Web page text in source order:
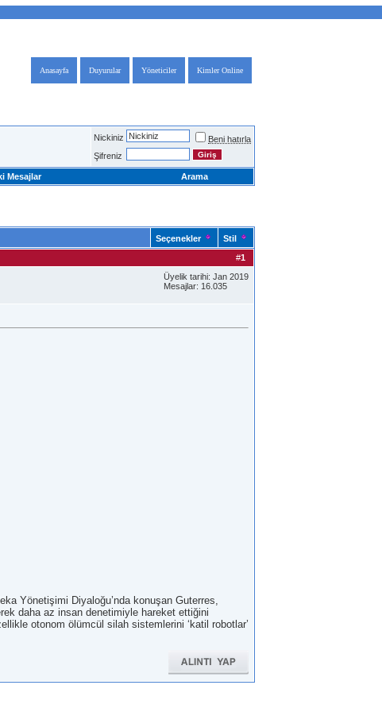
Kimler Online
Yöneticiler
Duyurular
Anasayfa
Nickiniz
Beni hatırla
Şifreniz
Mesajlar Arama
Seçenekler
Stil
#1
Üyelik tarihi: Jan 2019
Mesajlar: 16.035
Yönetişimi Diyaloğu’nda konuşan Guterres,
daha az insan denetimiyle hareket ettiğini
otonom ölümcül silah sistemlerini ‘katil robotlar’